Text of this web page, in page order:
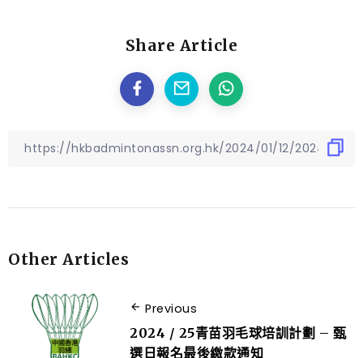
Share Article
Other Articles
Previous
2024 / 25青苗羽毛球培訓計劃 – 甄
選日報名最後繳款通知